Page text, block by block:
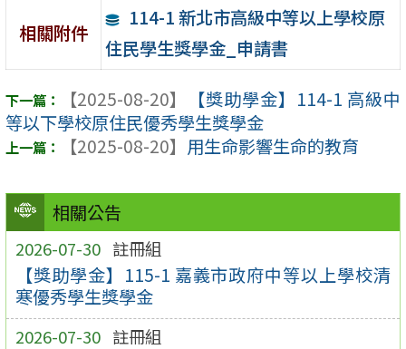
相關公告
2026-07-30 註冊組
【獎助學金】115-1 嘉義市政府中等以上學校清
寒優秀學生獎學金
2026-07-30 註冊組
相關附件
114-1 新北市高級中等以上學校原
住民學生獎學金_申請書
【2025-08-20】
【獎助學金】114-1 高級中
等以下學校原住民優秀學生獎學金
【2025-08-20】 用生命影響生命的教育